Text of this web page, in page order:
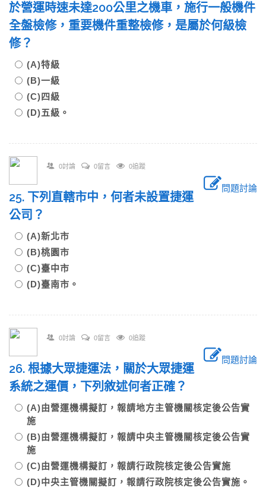
於營運時速未達200公里之機車，施行一般機件
全盤檢修，重要機件重整檢修，是屬於何級檢
修？
(A)特級
(B)一級
(C)四級
(D)五級。
0討論 0留言 0追蹤
問題討論
25. 下列直轄市中，何者未設置捷運
公司？
(A)新北市
(B)桃園市
(C)臺中市
(D)臺南市。
0討論 0留言 0追蹤
問題討論
26. 根據大眾捷運法，關於大眾捷運
系統之運價，下列敘述何者正確？
(A)由營運機構擬訂，報請地方主管機關核定後公告實
施
(B)由營運機構擬訂，報請中央主管機關核定後公告實
施
(C)由營運機構擬訂，報請行政院核定後公告實施
(D)中央主管機關擬訂，報請行政院核定後公告實施。